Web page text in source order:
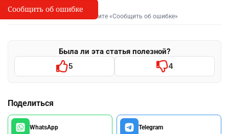
I
Сообщить об опечатке
Выделите фрагмент и нажмите «Сообщить об ошибке»
Была ли эта статья полезной?
5 4
Поделиться
WhatsApp Telegram
Сообщить об ошибке